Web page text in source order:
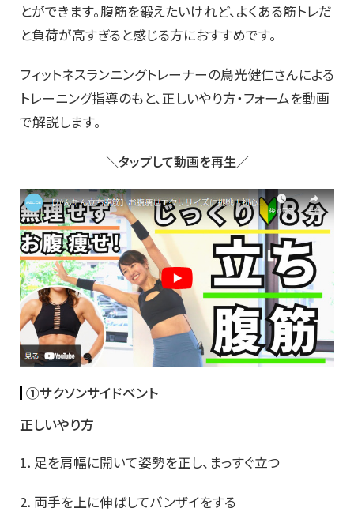
とができます。腹筋を鍛えたいけれど、よくある筋トレだ
と負荷が高すぎると感じる方におすすめです。
フィットネスランニングトレーナーの鳥光健仁さんによる
トレーニング指導のもと、正しいやり方・フォームを動画
で解説します。
＼タップして動画を再生／
①サクソンサイドベント
正しいやり方
1．足を肩幅に開いて姿勢を正し、まっすぐ立つ
2．両手を上に伸ばしてバンザイをする